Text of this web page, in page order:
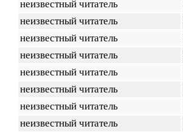
неизвестный читатель
неизвестный читатель
неизвестный читатель
неизвестный читатель
неизвестный читатель
неизвестный читатель
неизвестный читатель
неизвестный читатель